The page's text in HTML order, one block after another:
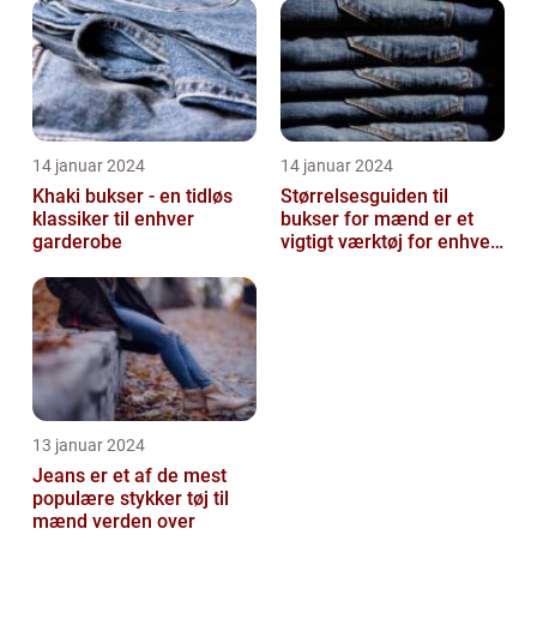
14 januar 2024
Khaki bukser - en tidløs
klassiker til enhver
garderobe
14 januar 2024
Størrelsesguiden til
bukser for mænd er et
vigtigt værktøj for enhver
13 januar 2024
Jeans er et af de mest
populære stykker tøj til
mænd verden over